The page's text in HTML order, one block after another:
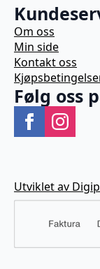
Om oss
Min side
Kontakt oss
Følg oss
Utviklet av